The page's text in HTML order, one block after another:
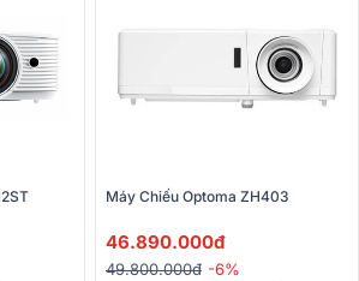
Máy Chiếu Optoma ZH403
46.890.000đ
49.800.000đ -6%